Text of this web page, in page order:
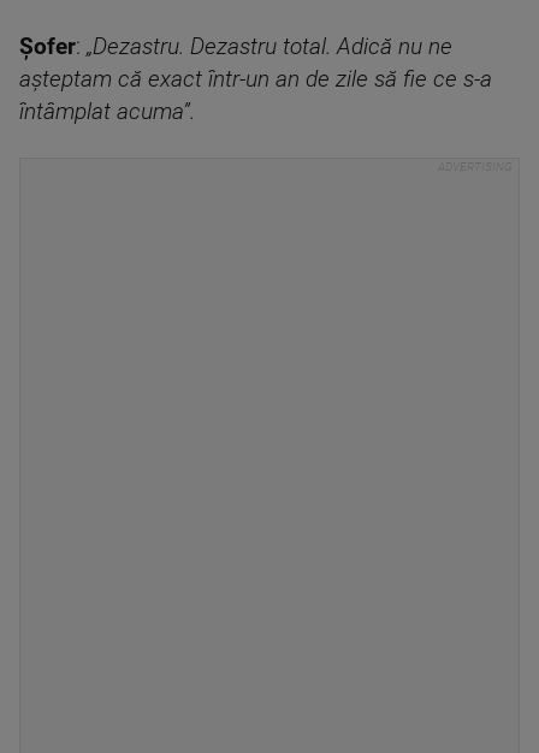
Șofer: „Dezastru. Dezastru total. Adică nu ne
așteptam că exact într-un an de zile să fie ce s-a
întâmplat acuma”.